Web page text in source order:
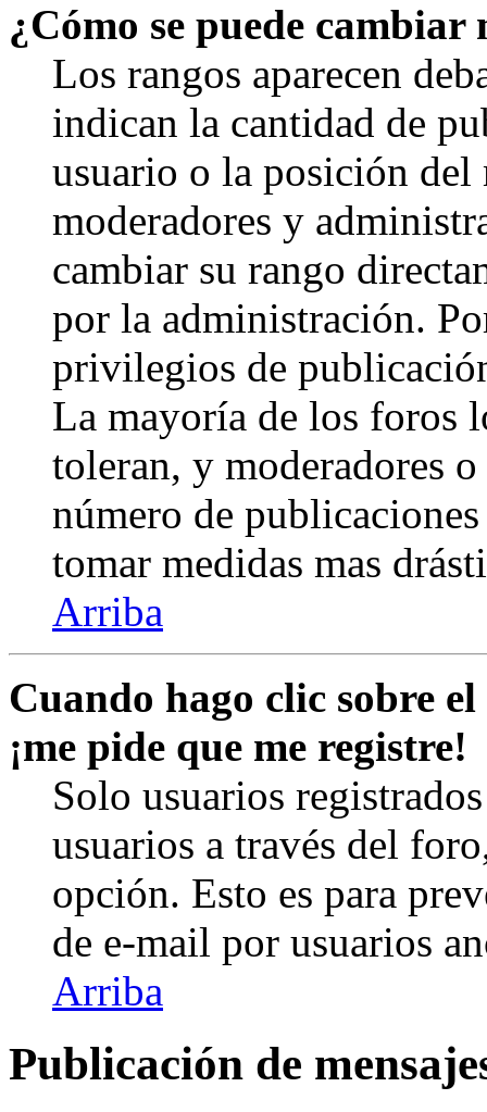
¿Cómo se puede cambiar
Los rangos aparecen
indican la cantidad de
usuario o la posición
moderadores y
cambiar su rango
por la administración.
privilegios de
La mayoría de los foros
toleran, y moderadores
número de
tomar medidas mas
Arriba
Cuando hago clic sobre
¡me pide que me registre!
Solo usuarios
usuarios a través del
opción. Esto es para
de e-mail por usuarios
Arriba
Publicación de